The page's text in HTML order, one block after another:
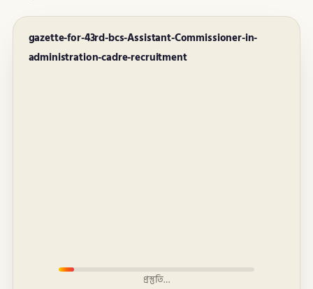
gazette-for-43rd-bcs-Assistant-Commissioner-in-
administration-cadre-recruitment
প্রস্তুতি…